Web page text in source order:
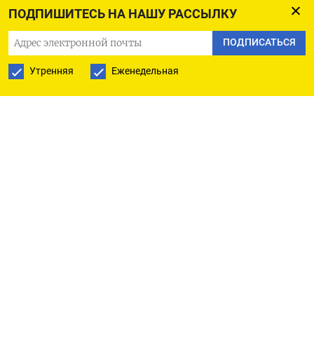
ПОДПИШИТЕСЬ НА НАШУ РАССЫЛКУ
ПОДПИСАТЬСЯ
Утренняя Еженедельная
Сакач)
ПОДПИСАТЬСЯ НА ТЕЛЕГРАМ